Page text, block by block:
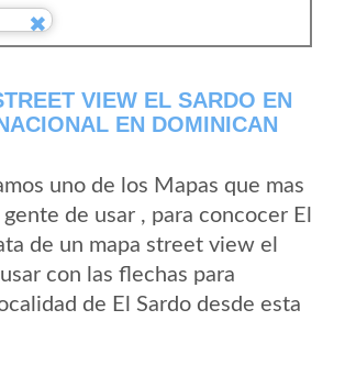
VIEW EL SARDO EN
EN DOMINICAN
uno de los Mapas que mas
gente de usar , para concocer El
de un mapa street view el
con las flechas para
de El Sardo desde esta